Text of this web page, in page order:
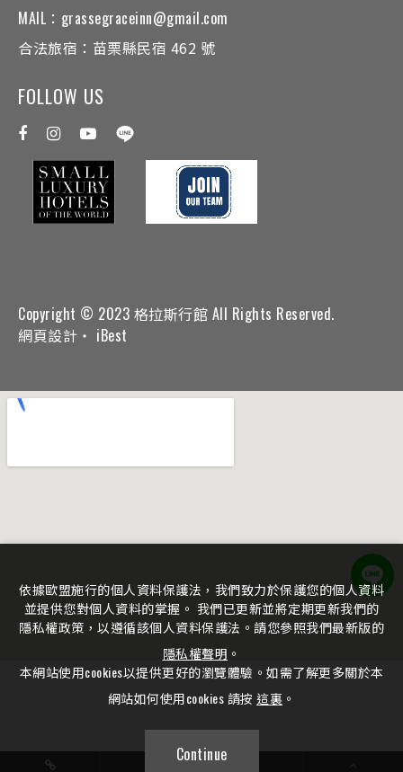
MAIL： grassegraceinn@gmail.com
合法旅宿： 苗栗縣民宿 462 號
FOLLOW US
Copyright © 2023 格拉斯行館 All Rights Reserved.
網頁設計 ‧ iBest
依據歐盟施行的個人資料保護法，我們致力於保護您的個人資料
並提供您對個人資料的掌握。 我們已更新並將定期更新我們的
隱私權政策，以遵循該個人資料保護法。請您參照我們最新版的
隱私權聲明 。
本網站使用cookies以提供更好的瀏覽體驗。如需了解更多關於本
網站如何使用cookies 請按 這裏 。
Continue